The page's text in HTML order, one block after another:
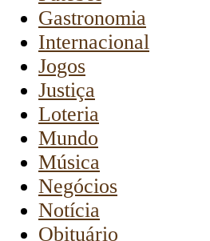
Gastronomia
Internacional
Jogos
Justiça
Loteria
Mundo
Música
Negócios
Notícia
Obituário